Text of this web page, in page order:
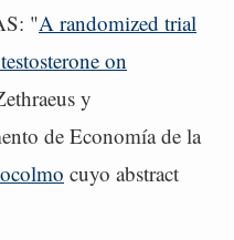
"A randomized trial
on
y
de Economía de la
cuyo abstract